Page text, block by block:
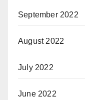
September 2022
August 2022
July 2022
June 2022